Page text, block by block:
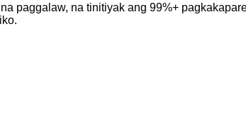
paggalaw, na tinitiyak ang 99%+